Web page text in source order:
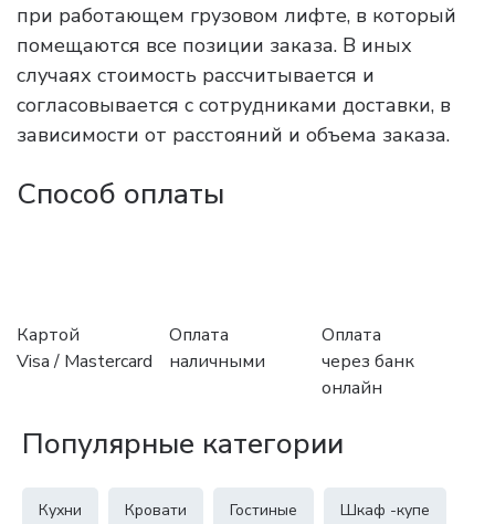
при работающем грузовом лифте, в который
помещаются все позиции заказа. В иных
случаях стоимость рассчитывается и
согласовывается с сотрудниками доставки, в
зависимости от расстояний и объема заказа.
Способ оплаты
Картой
Visa / Mastercard
Оплата
наличными
Оплата
через банк
онлайн
Популярные категории
Кухни Кровати Гостиные Шкаф -купе